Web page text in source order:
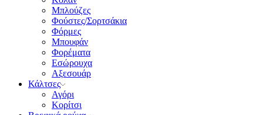
Μπλούζες
Φούστες/Σορτσάκια
Φόρμες
Μπουφάν
Φορέματα
Εσώρουχα
Αξεσουάρ
Κάλτσες
Αγόρι
Κορίτσι